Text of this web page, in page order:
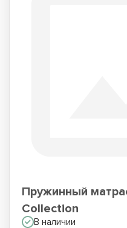
Пружинный
Collection
В наличии